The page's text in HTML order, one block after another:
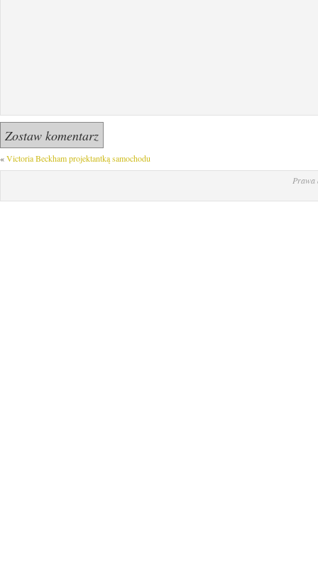
«Victoria Beckham projektantką samochodu